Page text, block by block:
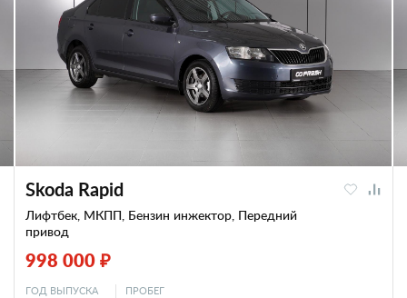
Skoda Rapid
Лифтбек, МКПП, Бензин инжектор, Передний
привод
998 000 ₽
ГОД ВЫПУСКА ПРОБЕГ